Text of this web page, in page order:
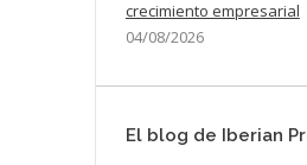
crecimiento empresarial
04/08/2026
El blog de Iberian